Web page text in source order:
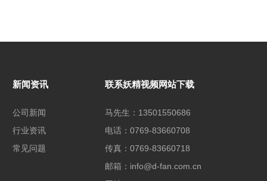
新闻资讯
公司新闻
行业资讯
常见问题
联系妖精视频网站下载
马先生：13501550686
电话：0769-83660708
传真：0769-83660718
邮箱：info@d-fan.com.cn